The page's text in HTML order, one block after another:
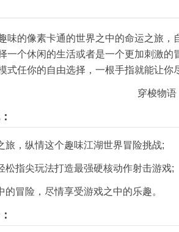
味的像素卡通的世界之中的命运之旅
一个休闲的生活或者是一个更加刺激
式任你的自由选择，一根手指就能让你
旅，纵情这个趣味江湖世界冒险挑战;
松指尖玩法打造最强硬核动作射击游戏;
冒险，尽情享受游戏之中的乐趣。